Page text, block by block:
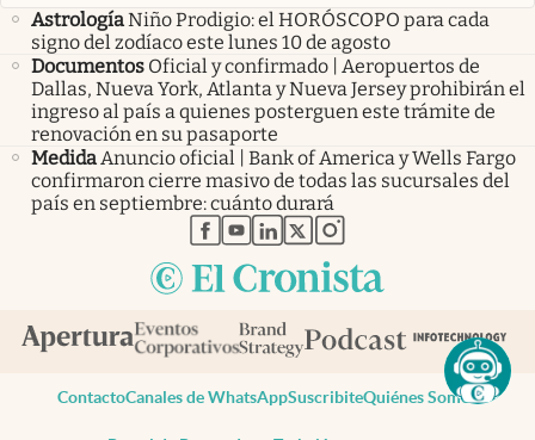
AstrologíaNiño Prodigio: el HORÓSCOPO para cada
signo del zodíaco este lunes 10 de agosto
Documentos Oficial y confirmado | Aeropuertos de
Dallas, Nueva York, Atlanta y Nueva Jersey prohibirán el
ingreso al país a quienes posterguen este trámite de
renovación en su pasaporte
MedidaAnuncio oficial | Bank of America y Wells Fargo
confirmaron cierre masivo de todas las sucursales del
país en septiembre: cuánto durará
abre en nueva pestaña
abre en nueva pestaña
abre en nueva pestaña
abre en nueva pestaña
abre en nueva pestaña
ContactoCanales de WhatsAppSuscribiteQuiénes Somos